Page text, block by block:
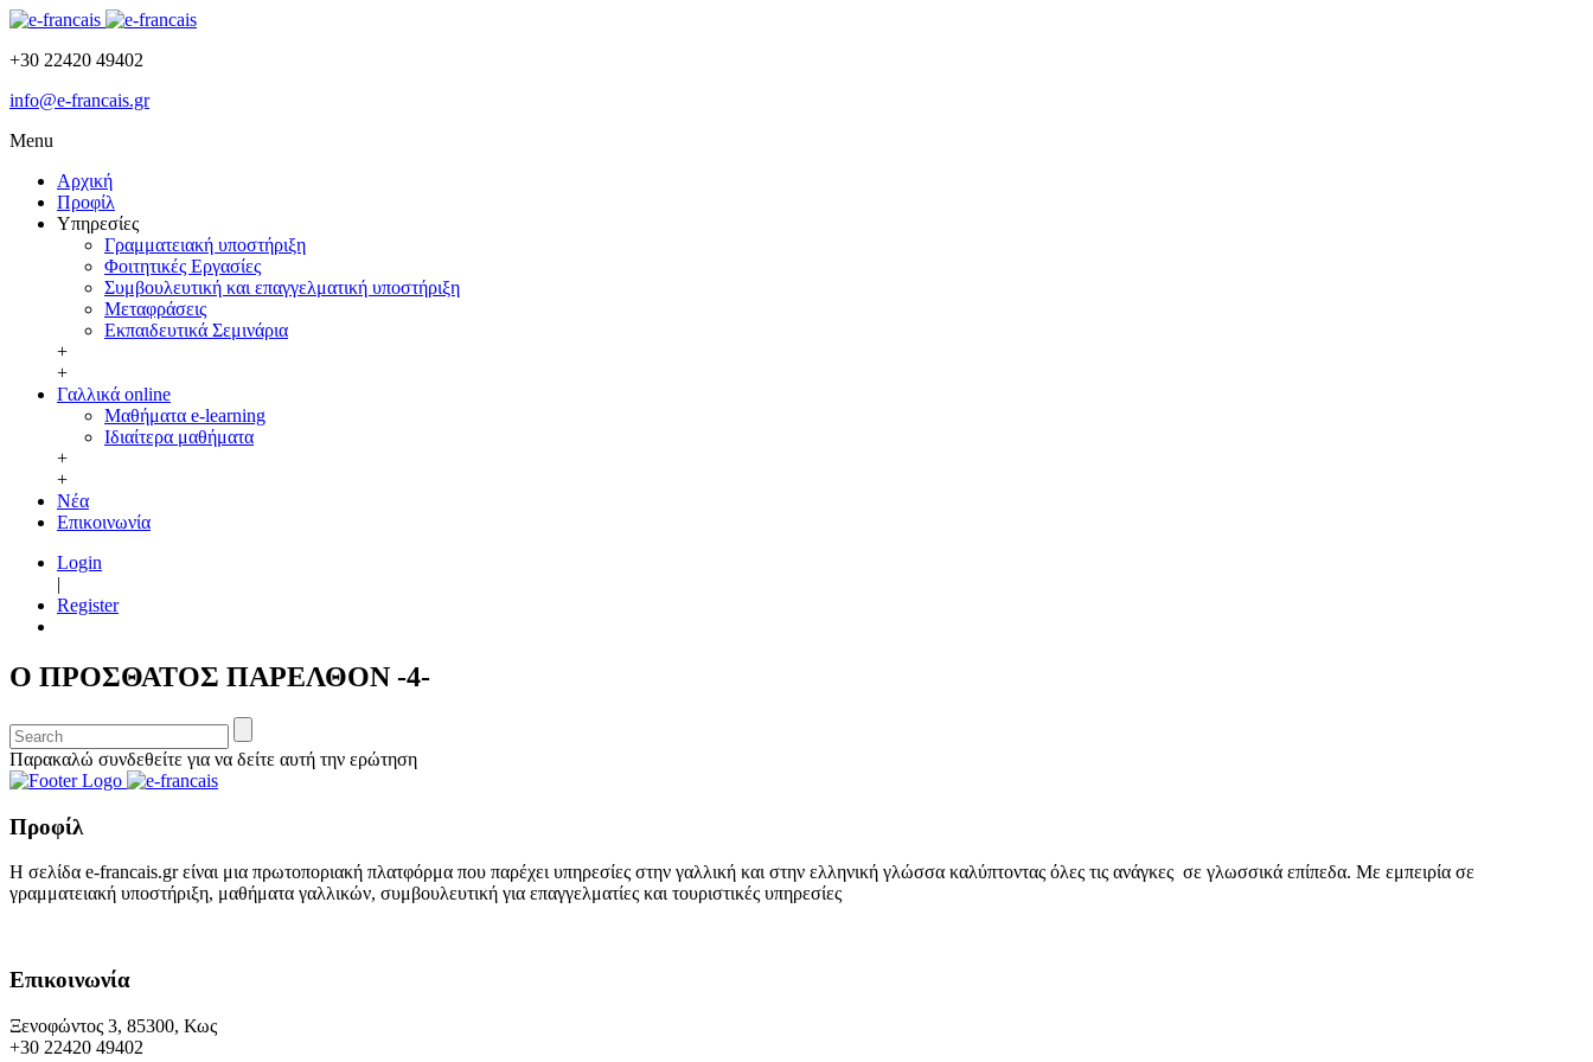
+30 22420 49402
info@e-francais.gr
Menu
Αρχική
Προφίλ
Υπηρεσίες
Γραμματειακή υποστήριξη
Φοιτητικές Εργασίες
Συμβουλευτική και επαγγελματική υποστήριξη
Μεταφράσεις
Εκπαιδευτικά Σεμινάρια
+
+
Γαλλικά online
Μαθήματα e-learning
Ιδιαίτερα μαθήματα
+
+
Νέα
Επικοινωνία
Login
|
Register
Ο ΠΡΟΣΘΑΤΟΣ ΠΑΡΕΛΘΟΝ -4-
Παρακαλώ συνδεθείτε για να δείτε αυτή την ερώτηση
Προφίλ
Η σελίδα e-francais.gr είναι μια πρωτοποριακή πλατφόρμα που παρέχει υπηρεσίες στην γαλλική και στην ελληνική γλώσσα καλύπτοντας όλες τις ανάγκες σε γλωσσικά επίπεδα. Με εμπειρία σε
γραμματειακή υποστήριξη, μαθήματα γαλλικών, συμβουλευτική για επαγγελματίες και τουριστικές υπηρεσίες
Επικοινωνία
Ξενοφώντος 3, 85300, Κως
+30 22420 49402